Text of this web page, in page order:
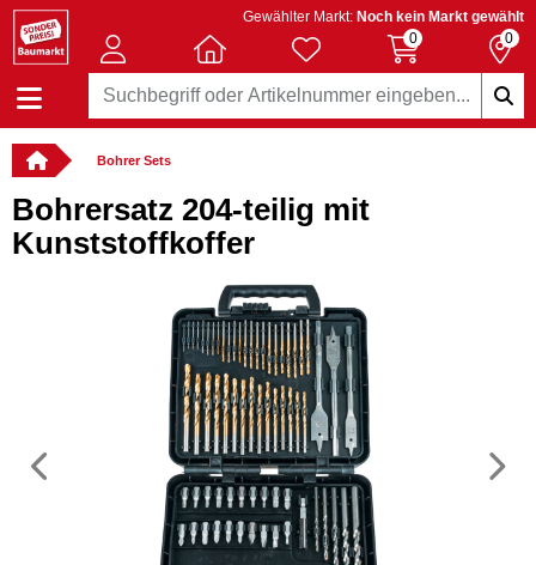
Gewählter Markt: Noch kein Markt gewählt
0
0
Bohrer Sets
Bohrersatz 204-teilig mit
Kunststoffkoffer
Vorheriges